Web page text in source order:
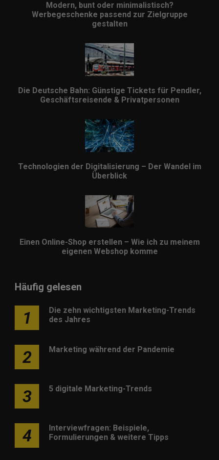
Modern, bunt oder minimalistisch?
Werbegeschenke passend zur Zielgruppe
gestalten
Die Deutsche Bahn: Günstige Tickets für Pendler,
Geschäftsreisende & Privatpersonen
Technologien der Digitalisierung – Der Wandel im
Überblick
Einen Online-Shop erstellen – Wie ich zu meinem
eigenen Webshop komme
Häufig gelesen
1
Die zehn wichtigsten Marketing-Trends
des Jahres
2 Marketing während der Pandemie
3 5 digitale Marketing-Trends
4
Interviewfragen: Beispiele,
Formulierungen & weitere Tipps